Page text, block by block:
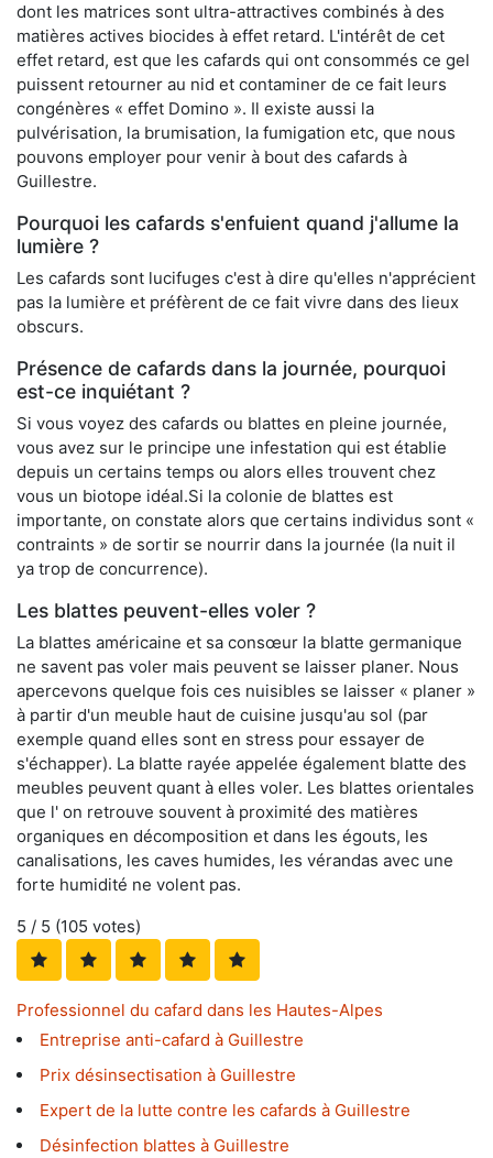
dont les matrices sont ultra-attractives combinés à des
matières actives biocides à effet retard. L'intérêt de cet
effet retard, est que les cafards qui ont consommés ce gel
puissent retourner au nid et contaminer de ce fait leurs
congénères « effet Domino ». Il existe aussi la
pulvérisation, la brumisation, la fumigation etc, que nous
pouvons employer pour venir à bout des cafards à
Guillestre.
Pourquoi les cafards s'enfuient quand j'allume la
lumière ?
Les cafards sont lucifuges c'est à dire qu'elles n'apprécient
pas la lumière et préfèrent de ce fait vivre dans des lieux
obscurs.
Présence de cafards dans la journée, pourquoi
est-ce inquiétant ?
Si vous voyez des cafards ou blattes en pleine journée,
vous avez sur le principe une infestation qui est établie
depuis un certains temps ou alors elles trouvent chez
vous un biotope idéal.Si la colonie de blattes est
importante, on constate alors que certains individus sont «
contraints » de sortir se nourrir dans la journée (la nuit il
ya trop de concurrence).
Les blattes peuvent-elles voler ?
La blattes américaine et sa consœur la blatte germanique
ne savent pas voler mais peuvent se laisser planer. Nous
apercevons quelque fois ces nuisibles se laisser « planer »
à partir d'un meuble haut de cuisine jusqu'au sol (par
exemple quand elles sont en stress pour essayer de
s'échapper). La blatte rayée appelée également blatte des
meubles peuvent quant à elles voler. Les blattes orientales
que l' on retrouve souvent à proximité des matières
organiques en décomposition et dans les égouts, les
canalisations, les caves humides, les vérandas avec une
forte humidité ne volent pas.
5 / 5 (105 votes)
Professionnel du cafard dans les Hautes-Alpes
Entreprise anti-cafard à Guillestre
Prix désinsectisation à Guillestre
Expert de la lutte contre les cafards à Guillestre
Désinfection blattes à Guillestre